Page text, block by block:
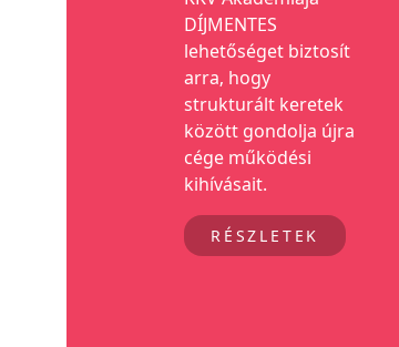
DÍJMENTES
lehetőséget biztosít
arra, hogy
strukturált keretek
között gondolja újra
cége működési
kihívásait.
RÉSZLETEK